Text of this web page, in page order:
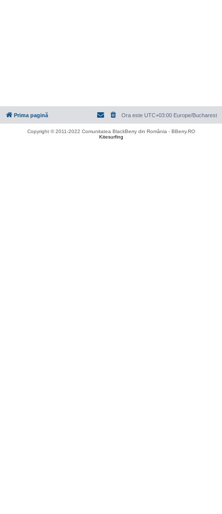
Prima pagină Ora este UTC+03:00 Europe/Bucharest
Copyright © 2011-2022 Comunitatea BlackBerry din România - BBerry.RO
Kitesurfing